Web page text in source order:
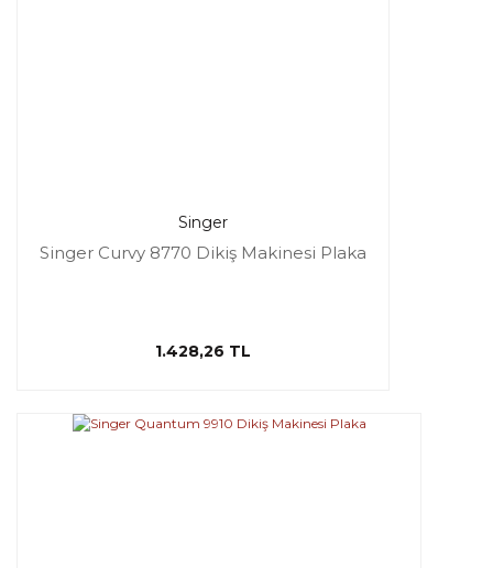
Singer
Singer Curvy 8770 Dikiş Makinesi Plaka
1.428,26 TL